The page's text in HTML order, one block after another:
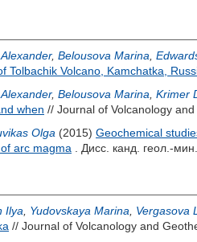
, Belousova Marina
Tolbachik Volcano, Kamchatka,
, Belousova Marina Krimer
when // Journal of Volcanology
Olga (2015) Geochemical
arc magma . Дисс. канд. геол.-
Ilya Yudovskaya Marina Vergasova
// Journal of Volcanology and